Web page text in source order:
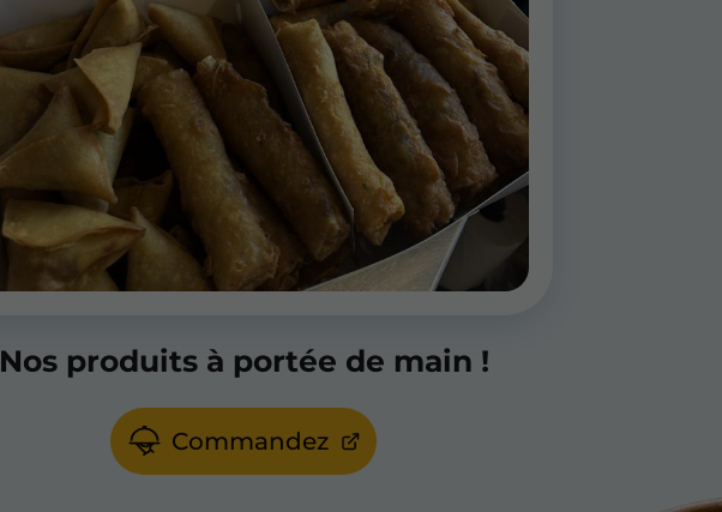
Nos produits à portée de main !
Commandez